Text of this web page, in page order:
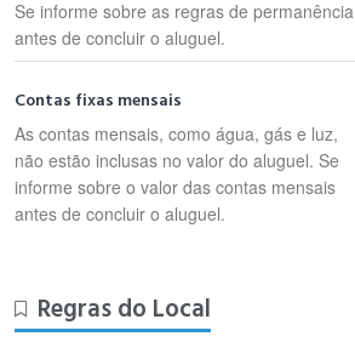
Se informe sobre as regras de permanência
antes de concluir o aluguel.
Contas fixas mensais
As contas mensais, como água, gás e luz,
não estão inclusas no valor do aluguel. Se
informe sobre o valor das contas mensais
antes de concluir o aluguel.
Regras do Local